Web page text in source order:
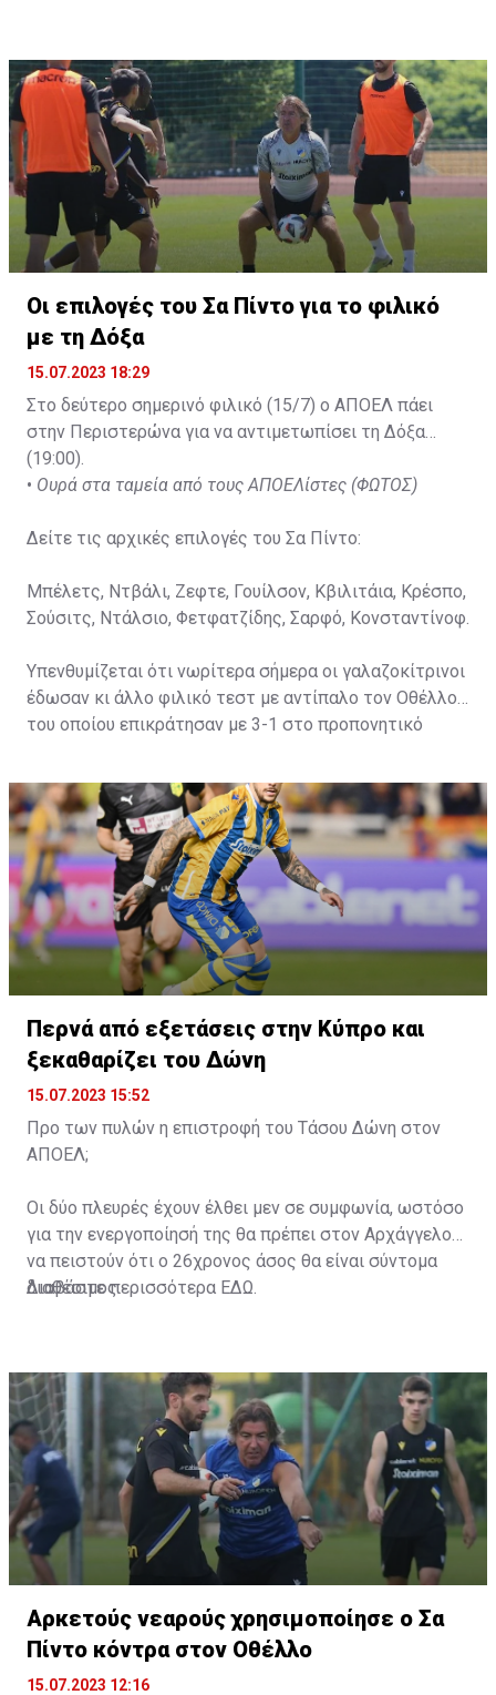
Οι επιλογές του Σα Πίντο για το φιλικό
με τη Δόξα
15.07.2023 18:29
Στο δεύτερο σημερινό φιλικό (15/7) ο ΑΠΟΕΛ πάει
στην Περιστερώνα για να αντιμετωπίσει τη Δόξα
(19:00).
• Ουρά στα ταμεία από τους ΑΠΟΕΛίστες (ΦΩΤΟΣ)
Δείτε τις αρχικές επιλογές του Σα Πίντο:
Μπέλετς, Ντβάλι, Ζεφτε, Γουίλσον, Κβιλιτάια, Κρέσπο,
Σούσιτς, Ντάλσιο, Φετφατζίδης, Σαρφό, Κονσταντίνοφ.
Υπενθυμίζεται ότι νωρίτερα σήμερα οι γαλαζοκίτρινοι
έδωσαν κι άλλο φιλικό τεστ με αντίπαλο τον Οθέλλο,
του οποίου επικράτησαν με 3-1 στο προπονητικό
Περνά από εξετάσεις στην Κύπρο και
ξεκαθαρίζει του Δώνη
15.07.2023 15:52
Προ των πυλών η επιστροφή του Τάσου Δώνη στον
ΑΠΟΕΛ;
Οι δύο πλευρές έχουν έλθει μεν σε συμφωνία, ωστόσο
για την ενεργοποίησή της θα πρέπει στον Αρχάγγελο
να πειστούν ότι ο 26χρονος άσος θα είναι σύντομα
διαθέσιμος.
Διαβάστε περισσότερα ΕΔΩ
Αρκετούς νεαρούς χρησιμοποίησε ο Σα
Πίντο κόντρα στον Οθέλλο
15.07.2023 12:16